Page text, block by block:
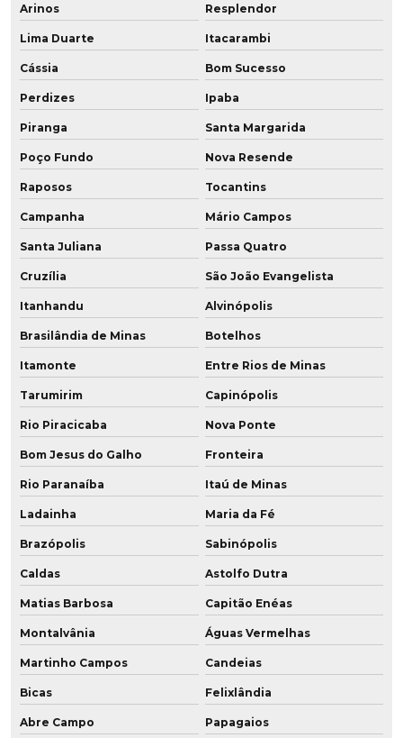
Tubo poliuretano preço
Tubo revestido poliuretano
Tubos de aço revestidos em poliuretano
Tubulação revestida em poliuretano
Arinos Resplendor
Lima Duarte Itacarambi
Cássia Bom Sucesso
Perdizes Ipaba
Piranga Santa Margarida
Poço Fundo Nova Resende
Raposos Tocantins
Campanha Mário Campos
Santa Juliana Passa Quatro
Cruzília São João Evangelista
Itanhandu Alvinópolis
Brasilândia de Minas Botelhos
Itamonte Entre Rios de Minas
Tarumirim Capinópolis
Rio Piracicaba Nova Ponte
Bom Jesus do Galho Fronteira
Rio Paranaíba Itaú de Minas
Ladainha Maria da Fé
Brazópolis Sabinópolis
Caldas Astolfo Dutra
Matias Barbosa Capitão Enéas
Montalvânia Águas Vermelhas
Martinho Campos Candeias
Bicas Felixlândia
Abre Campo Papagaios